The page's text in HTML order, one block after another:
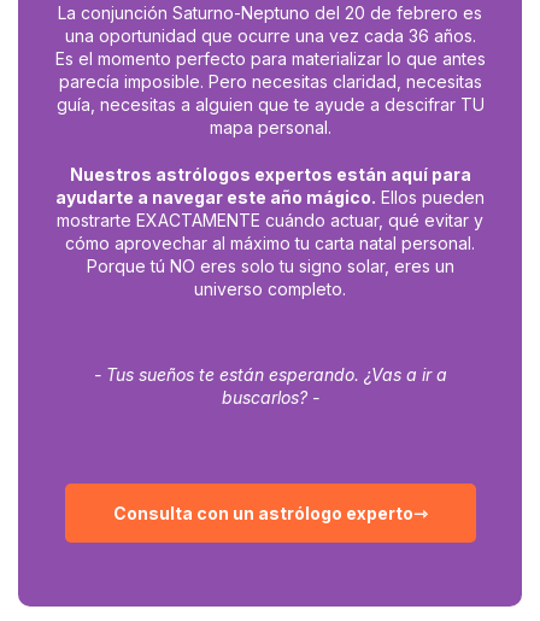
La conjunción Saturno-Neptuno del 20 de febrero es
una oportunidad que ocurre una vez cada 36 años.
Es el momento perfecto para materializar lo que antes
parecía imposible. Pero necesitas claridad, necesitas
guía, necesitas a alguien que te ayude a descifrar TU
mapa personal.
Nuestros astrólogos expertos están aquí para
ayudarte a navegar este año mágico. Ellos pueden
mostrarte EXACTAMENTE cuándo actuar, qué evitar y
cómo aprovechar al máximo tu carta natal personal.
Porque tú NO eres solo tu signo solar, eres un
universo completo.
- Tus sueños te están esperando. ¿Vas a ir a
buscarlos? -
Consulta con un astrólogo experto